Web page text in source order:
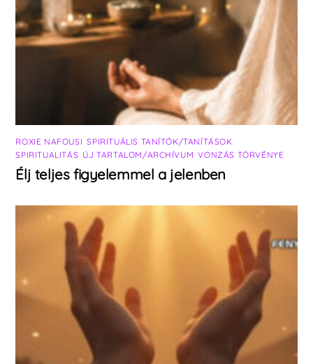
ROXIE NAFOUSI ,SPIRITUÁLIS TANÍTÓK/TANÍTÁSOK
SPIRITUALITÁS ÚJ TARTALOM/ARCHÍVUM ,VONZÁS TÖRVÉNYE
Élj teljes figyelemmel a jelenben